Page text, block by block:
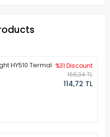
HY510 Termal %31 Discount
166,34 TL
114,72 TL